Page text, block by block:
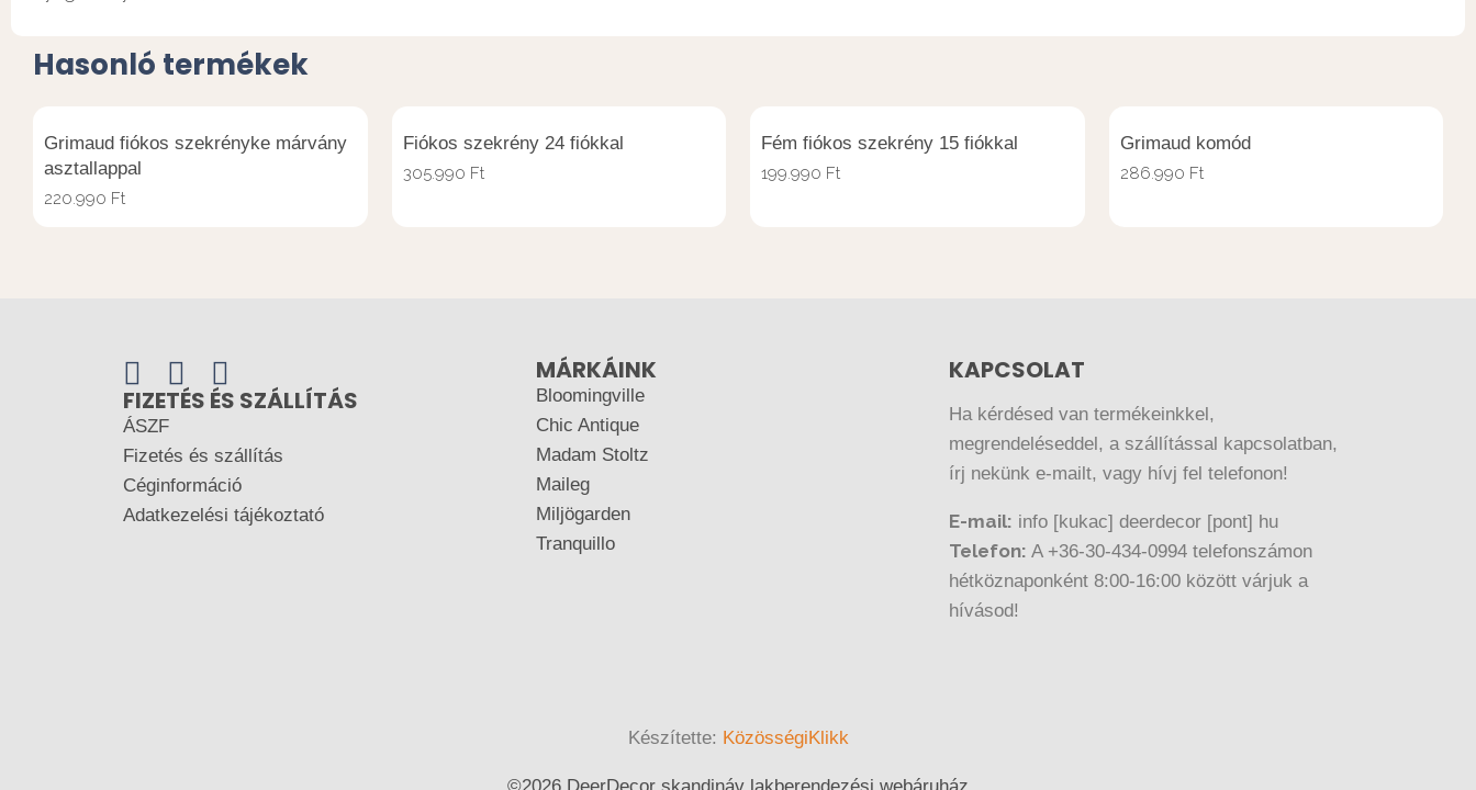
Hasonló termékek
Grimaud fiókos szekrényke márvány
asztallappal
220.990 Ft
Fiókos szekrény 24 fiókkal
305.990 Ft
Fém fiókos szekrény 15 fiókkal
199.990 Ft
Grimaud komód
286.990 Ft
FIZETÉS ÉS SZÁLLÍTÁS
ÁSZF
Fizetés és szállítás
Céginformáció
Adatkezelési tájékoztató
MÁRKÁINK
Bloomingville
Chic Antique
Madam Stoltz
Maileg
Miljögarden
Tranquillo
KAPCSOLAT
Ha kérdésed van termékeinkkel,
megrendeléseddel, a szállítással kapcsolatban,
írj nekünk e-mailt, vagy hívj fel telefonon!
E-mail: info [kukac] deerdecor [pont] hu
Telefon: A +36-30-434-0994 telefonszámon
hétköznaponként 8:00-16:00 között várjuk a
hívásod!
Készítette: KözösségiKlikk